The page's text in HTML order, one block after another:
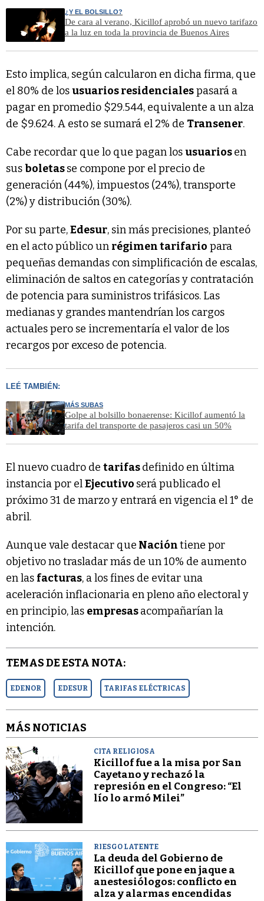
¿Y EL BOLSILLO?
De cara al verano, Kicillof aprobó un nuevo tarifazo
a la luz en toda la provincia de Buenos Aires
Esto implica, según calcularon en dicha firma, que
el 80% de losusuarios residencialespasará a
pagar en promedio $29.544, equivalente a un alza
de $9.624. A esto se sumará el 2% de Transener.
Cabe recordar que lo que pagan losusuariosen
susboletasse compone por el precio de
generación (44%), impuestos (24%), transporte
(2%) y distribución (30%).
Por su parte,Edesur, sin más precisiones, planteó
en el acto público un régimen tarifario para
pequeñas demandas con simplificación de escalas,
eliminación de saltos en categorías y contratación
de potencia para suministros trifásicos. Las
medianas y grandes mantendrían los cargos
actuales pero se incrementaría el valor de los
recargos por exceso de potencia.
LEÉ TAMBIÉN:
MÁS SUBAS
Golpe al bolsillo bonaerense: Kicillof aumentó la
tarifa del transporte de pasajeros casi un 50%
El nuevo cuadro de tarifasdefinido en última
instancia por elEjecutivo será publicado el
próximo 31 de marzo y entrará en vigencia el 1° de
abril.
Aunque vale destacar que Nacióntiene por
objetivo no trasladar más de un 10% de aumento
en las facturas, a los fines de evitar una
aceleración inflacionaria en pleno año electoral y
en principio, las empresasacompañarían la
intención.
TEMAS DE ESTA NOTA:
EDENOR EDESUR TARIFAS ELÉCTRICAS
MÁS NOTICIAS
CITA RELIGIOSA
Kicillof fue a la misa por San
Cayetano y rechazó la
represión en el Congreso: “El
lío lo armó Milei”
RIESGO LATENTE
La deuda del Gobierno de
Kicillof que pone en jaque a
anestesiólogos: conflicto en
alza y alarmas encendidas